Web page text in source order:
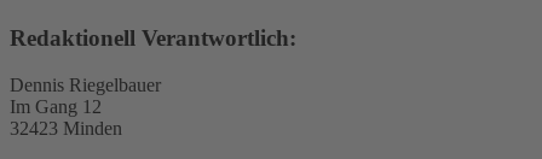
Redaktionell Verantwortlich:
Dennis Riegelbauer
Im Gang 12
32423 Minden